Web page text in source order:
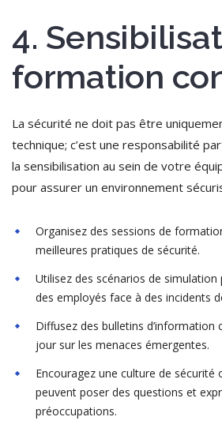
4.
formation
La sécurité ne doit pas être
technique; c’est une responsabilité
la sensibilisation au sein de votre
pour assurer un environnement
Organisez des sessions de
meilleures pratiques de sécurité.
Utilisez des scénarios de
des employés face à des incidents
Diffusez des bulletins d’information
jour sur les menaces émergentes.
Encouragez une culture de sécurité
peuvent poser des questions et
préoccupations.